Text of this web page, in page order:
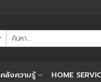
ค้นหา:
คลังความรู้ HOME